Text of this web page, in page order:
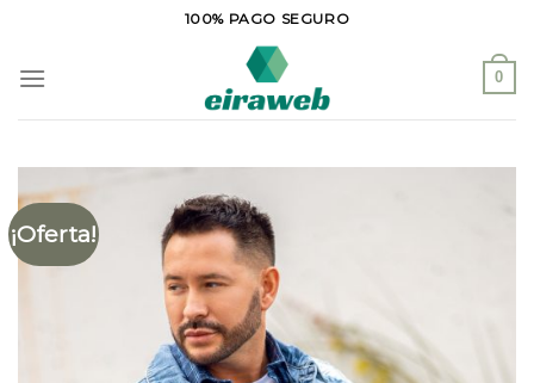
contenido
100% PAGO SEGURO
0
¡Oferta!